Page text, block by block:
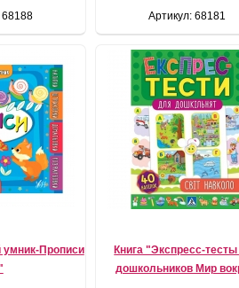
68188 Артикул: 68181
умник-Прописи
Книга "Экспресс-
дошкольников Мир